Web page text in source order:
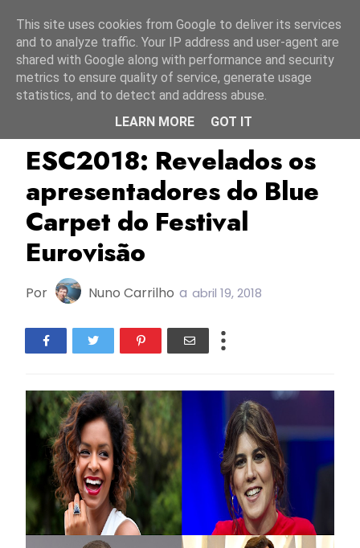
Blue Carpet Cláudia Semedo
ESC2018: Revelados os
apresentadores do Blue
Carpet do Festival
Eurovisão
Por Nuno Carrilho a abril 19, 2018
This site uses cookies from Google to deliver its services
and to analyze traffic. Your IP address and user-agent are
shared with Google along with performance and security
metrics to ensure quality of service, generate usage
statistics, and to detect and address abuse.
LEARN MORE
GOT IT